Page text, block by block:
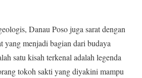
Danau Poso juga sarat dengan
yang menjadi bagian dari budaya
satu kisah terkenal adalah legenda
tokoh sakti yang diyakini mampu